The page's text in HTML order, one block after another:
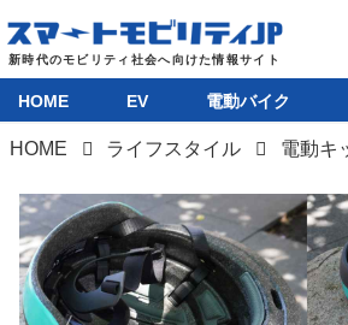
EV
電動バイク
HOME EV 電動バイク
HOME ライフスタイル